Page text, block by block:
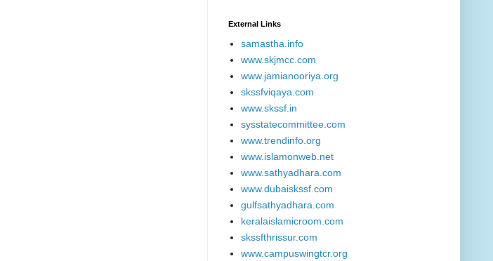
External ‎Links
samastha.info
www.skjmcc.com
www.jamianooriya.org
skssfviqaya.com
www.skssf.in
sysstatecommittee.com
www.trendinfo.org
www.islamonweb.net
www.sathyadhara.com
www.dubaiskssf.com
gulfsathyadhara.com
keralaislamicroom.com
skssfthrissur.com
www.campuswingtcr.org